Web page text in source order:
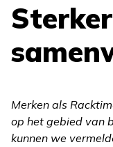
Merken als
op het gebied van
kunnen we